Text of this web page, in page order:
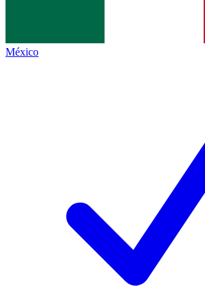
México